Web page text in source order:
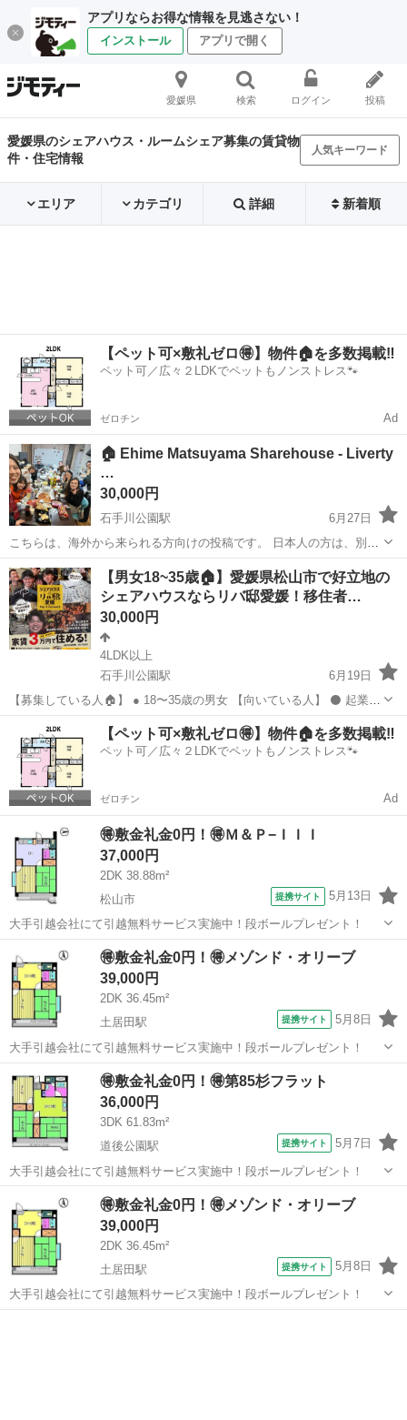
アプリならお得な情報を見逃さない！
インストール アプリで開く
愛媛県 検索 ログイン 投稿
愛媛県のシェアハウス・ルームシェア募集の賃貸物
件・住宅情報
人気キーワード
エリア カテゴリ 詳細 新着順
【ペット可×敷礼ゼロ🉐】物件🏠を多数掲載‼️
ペット可／広々２LDKでペットもノンストレス🐾
ゼロチン Ad
🏠 Ehime Matsuyama Sharehouse - Liverty
…
30,000円
石手川公園駅
6月27日
こちらは、海外から来られる方向けの投稿です。 日本人の方は、別の
投稿をご覧ください‼︎ 📢 Attention: This post is for people coming from
overseas!Japanese s...
愛媛 松山市 石手川公園駅 シェアハウス
【男女18~35歳🏠】愛媛県松山市で好立地の
シェアハウスならリバ邸愛媛！移住者…
30,000円
4LDK以上
石手川公園駅
6月19日
【募集している人🏠】 ● 18〜35歳の男女 【向いている人】 ⚫️ 起業し
てる方・したい方 ⚫️ コストを抑えたい県内在住の社会人 ⚫️ 転勤族の
サラリーマン ⚫️ 県外からの移住者 ⚫️ 大学生・専門学...
石手川公園駅 シェアハウス
【ペット可×敷礼ゼロ🉐】物件🏠を多数掲載‼️
ペット可／広々２LDKでペットもノンストレス🐾
ゼロチン Ad
🉐敷金礼金0円！🉐Ｍ＆Ｐ−ＩＩＩ
37,000円
2DK 38.88m²
松山市
提携サイト 5月13日
大手引越会社にて引越無料サービス実施中！段ボールプレゼント！
松山市 シェアハウス
🉐敷金礼金0円！🉐メゾンド・オリーブ
39,000円
2DK 36.45m²
土居田駅
提携サイト 5月8日
大手引越会社にて引越無料サービス実施中！段ボールプレゼント！
土居田駅 シェアハウス
🉐敷金礼金0円！🉐第85杉フラット
36,000円
3DK 61.83m²
道後公園駅
提携サイト 5月7日
大手引越会社にて引越無料サービス実施中！段ボールプレゼント！
松山市 道後公園駅 シェアハウス
🉐敷金礼金0円！🉐メゾンド・オリーブ
39,000円
2DK 36.45m²
土居田駅
提携サイト 5月8日
大手引越会社にて引越無料サービス実施中！段ボールプレゼント！